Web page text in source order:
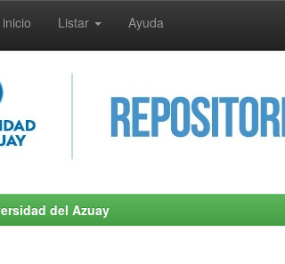
Listar Ayuda
del Azuay